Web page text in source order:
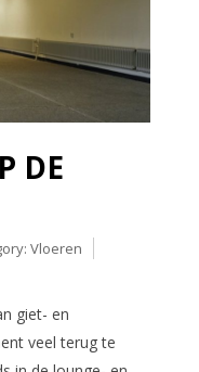
DE
Vloeren
giet- en
veel terug te